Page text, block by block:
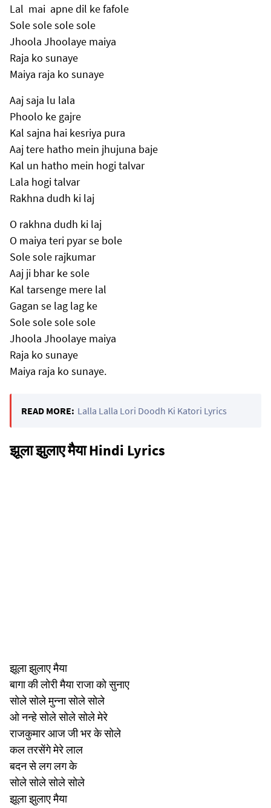
Lal mai apne dil ke fafole
Sole sole sole sole
Jhoola Jhoolaye maiya
Raja ko sunaye
Maiya raja ko sunaye
Aaj saja lu lala
Phoolo ke gajre
Kal sajna hai kesriya pura
Aaj tere hatho mein jhujuna baje
Kal un hatho mein hogi talvar
Lala hogi talvar
Rakhna dudh ki laj
O rakhna dudh ki laj
O maiya teri pyar se bole
Sole sole rajkumar
Aaj ji bhar ke sole
Kal tarsenge mere lal
Gagan se lag lag ke
Sole sole sole sole
Jhoola Jhoolaye maiya
Raja ko sunaye
Maiya raja ko sunaye.
READ MORE: Lalla Lalla Lori Doodh Ki Katori Lyrics
झूला झुलाए मैया Hindi Lyrics
झूला झुलाए मैया
बागा की लोरी मैया राजा को सुनाए
सोले सोले मुन्ना सोले सोले
ओ नन्हे सोले सोले सोले मेरे
राजकुमार आज जी भर के सोले
कल तरसेंगे मेरे लाल
बदन से लग लग के
सोले सोले सोले सोले
झूला झुलाए मैया